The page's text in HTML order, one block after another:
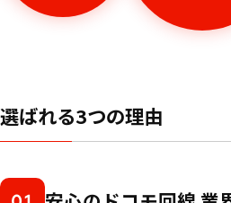
選ばれる3つの理由